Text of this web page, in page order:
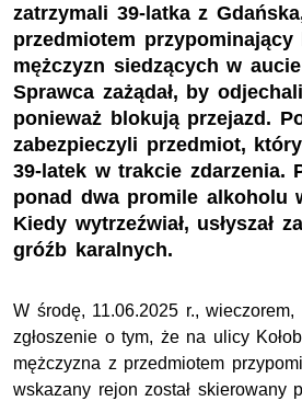
zatrzymali 39-latka z
przedmiotem
mężczyzn siedzących w
Sprawca zażądał, by
ponieważ blokują przejazd.
zabezpieczyli przedmiot,
39-latek w trakcie zdarzenia.
ponad dwa promile alkoholu
Kiedy wytrzeźwiał, usłyszał
gróźb karalnych.
W środę, 11.06.2025 r.,
zgłoszenie o tym, że na ulicy
mężczyzna z przedmiotem
wskazany rejon został skierowany